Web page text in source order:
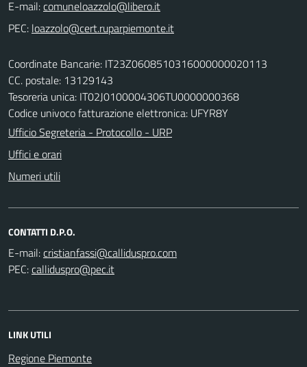
E-mail:
PEC:
Coordinate Bancarie: IT23Z0608510316000000020113
CC. postale: 13129143
Tesoreria unica: IT02J0100004306TU0000000368
Codice univoco fatturazione elettronica: UFYR8Y
Ufficio Segreteria - Protocollo - URP
Uffici e orari
Numeri utili
CONTATTI D.P.O.
E-mail:
PEC:
LINK UTILI
Regione Piemonte